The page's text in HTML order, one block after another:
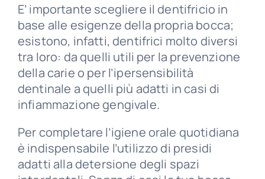
E’ importante scegliere il dentifricio in
base alle esigenze della propria bocca;
esistono, infatti, dentifrici molto diversi
tra loro: da quelli utili per la prevenzione
della carie o per l’ipersensibilità
dentinale a quelli più adatti in casi di
infiammazione gengivale.
Per completare l’igiene orale quotidiana
è indispensabile l’utilizzo di presidi
adatti alla detersione degli spazi